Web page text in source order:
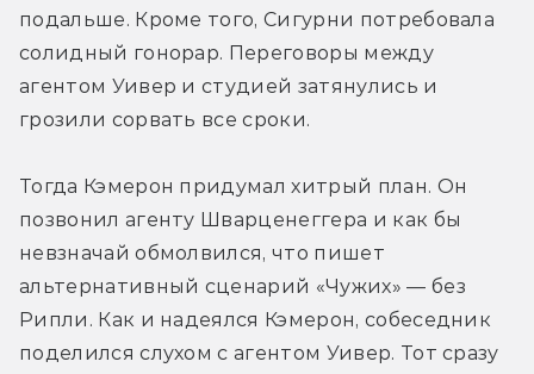
подальше. Кроме того, Сигурни потребовала
солидный гонорар. Переговоры между
агентом Уивер и студией затянулись и
грозили сорвать все сроки.
Тогда Кэмерон придумал хитрый план. Он
позвонил агенту Шварценеггера и как бы
невзначай обмолвился, что пишет
альтернативный сценарий «Чужих» — без
Рипли. Как и надеялся Кэмерон, собеседник
поделился слухом с агентом Уивер. Тот сразу